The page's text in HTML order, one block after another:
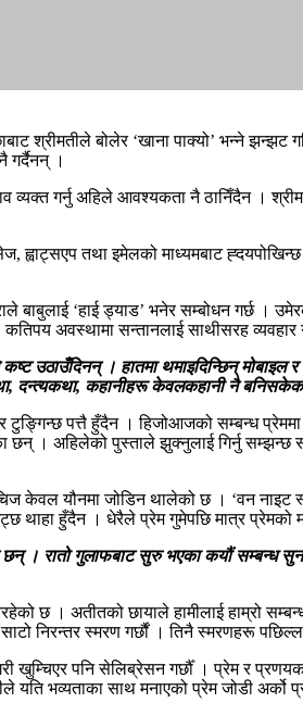
श्रीमतीले बोलेर ‘खाना पाक्यो’ भन्ने
।
गर्नु अहिले आवश्यकता नै ठानिँदैन ।
ह्वाट्सएप तथा इमेलको माध्यमबाट
बाबुलाई ‘हाई ड्याड’ भनेर सम्बोधन गर्छ
कतिपय अवस्थामा सन्तानलाई साथीसरह
उठाउँदिनन् । हातमा थमाइदिन्छिन् मोबाइल
दन्त्यकथा, कहानीहरू केवलकहानी नै
पत्तै हुँदैन । हिजोआजको सम्बन्ध
। अहिलेको पुस्ताले झुक्नुलाई गिर्नु सम्झन्छ
केवल यौनमा जोडिन थालेको छ । ‘वन
थाहा हुँदैन । धेरैले प्रेम गुमेपछि मात्र प्रेमको
। रातो गुलाफबाट सुरु भएका कयौं सम्बन्ध
छ । अतीतको छायाले हामीलाई हाम्रो
निरन्तर स्मरण गर्छौं । तिनै स्मरणहरू
खुम्चिएर पनि सेलिब्रेसन गर्छौँ । प्रेम र
यति भव्यताका साथ मनाएको प्रेम जोडी